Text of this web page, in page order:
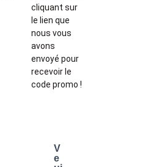
cliquant sur
le lien que
nous vous
avons
envoyé pour
recevoir le
code promo !
V
e